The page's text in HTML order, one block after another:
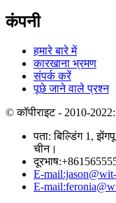
कंपनी
हमारे बारे में
कारखाना भ्रमण
संपर्क करें
पूछे जाने वाले प्रश्न
© कॉपीराइट - 2010-2022:
पता: बिल्डिंग 1,
चीन।
E-
E-